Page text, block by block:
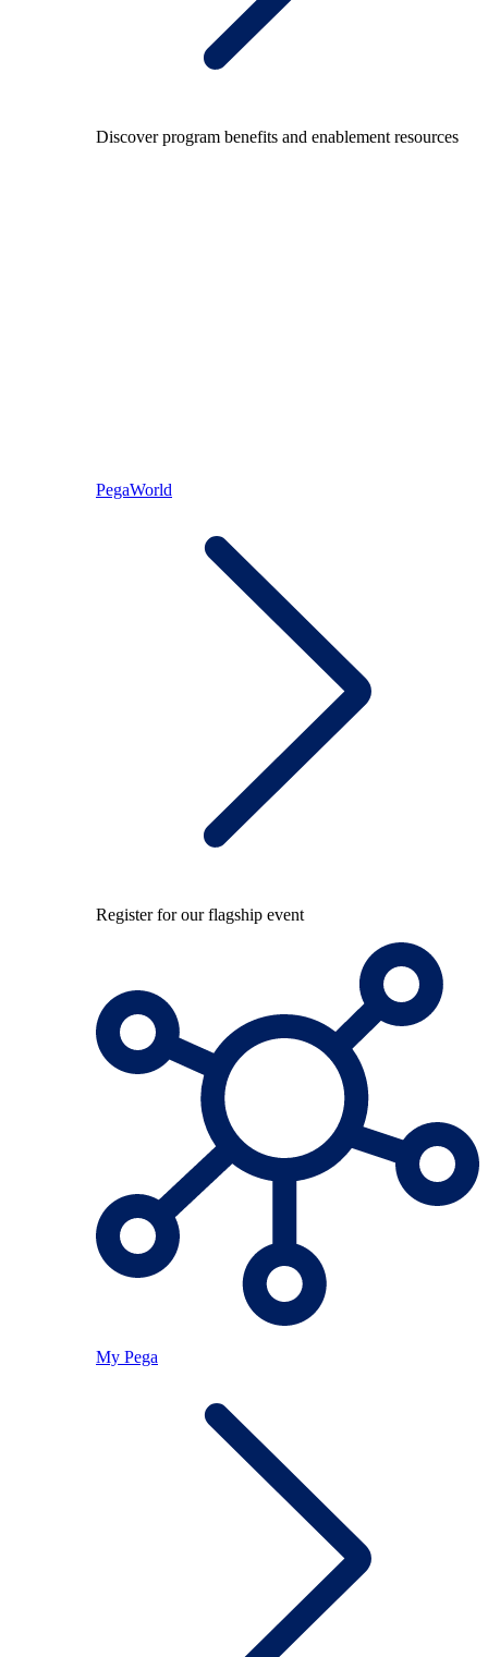
Discover program benefits and enablement resources
PegaWorld
Register for our flagship event
My Pega